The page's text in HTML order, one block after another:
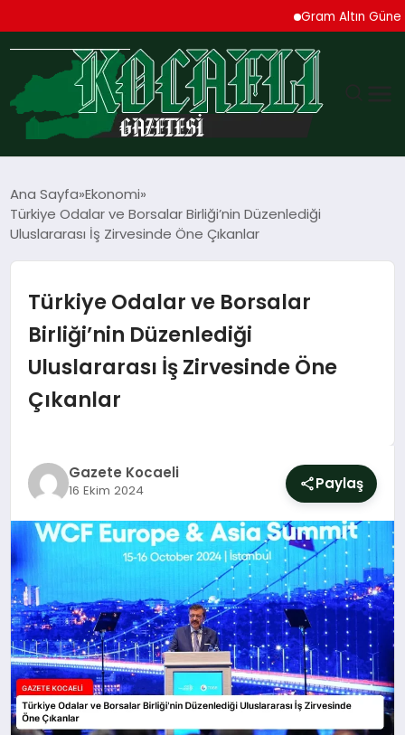
Gram Altın Güne
TEKNOLOJI
MAGAZIN
SIYASET
YAŞAM
EĞITIM
Ana Sayfa Ekonomi
Türkiye Odalar ve Borsalar Birliği’nin Düzenlediği
Uluslararası İş Zirvesinde Öne Çıkanlar
Türkiye Odalar ve Borsalar
Birliği’nin Düzenlediği
Uluslararası İş Zirvesinde Öne
Çıkanlar
Gazete Kocaeli
16 Ekim 2024 Paylaş